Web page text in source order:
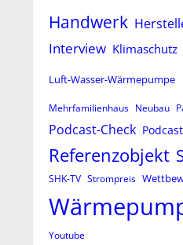
Handwerk
Interview Klimaschutz
Luft-Wasser-Wärmepumpe
Mehrfamilienhaus Neubau
Podcast-Check
Referenzobjekt
SHK-TV Strompreis
Youtube